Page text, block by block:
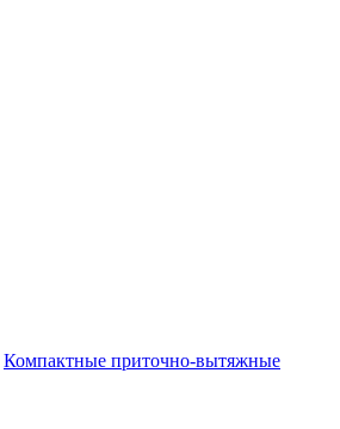
Компактные приточно-вытяжные